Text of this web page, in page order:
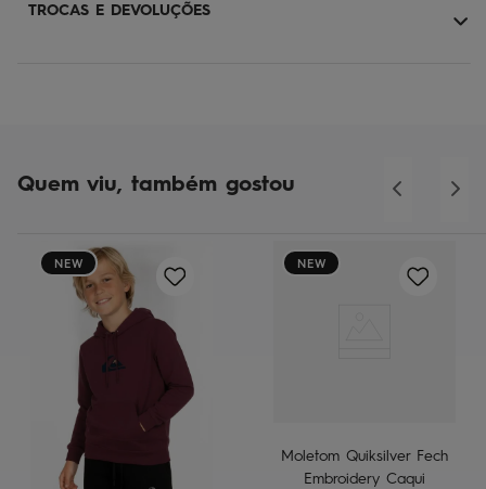
TROCAS E DEVOLUÇÕES
Quem viu, também gostou
NEW NEW
Moletom Quiksilver Fech
Embroidery Caqui